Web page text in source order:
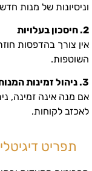
וניסיונות של מנות
2. חיסכון בעלויות
אין צורך בהדפסות
השוטפות.
3. ניהול זמינות המנות
אם מנה אינה זמינה,
לאכזב לקוחות.
תפריט